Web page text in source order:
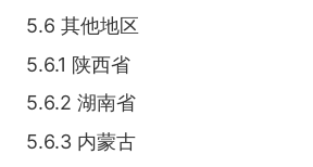
5.6 其他地区
5.6.1 陕西省
5.6.2 湖南省
5.6.3 内蒙古